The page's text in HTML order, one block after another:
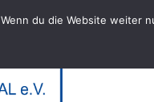
du die Website weiter